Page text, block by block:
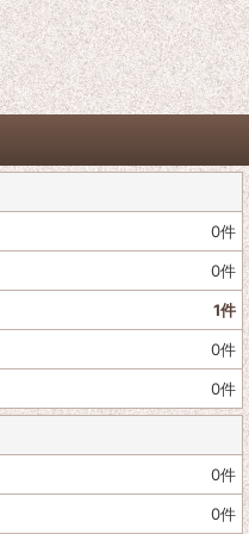
0件
0件
1件
0件
0件
0件
0件